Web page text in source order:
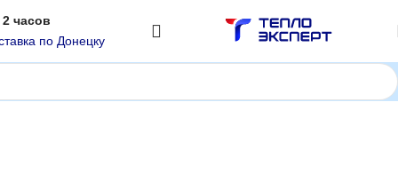
часов
по Донецку
Показаны все (3)